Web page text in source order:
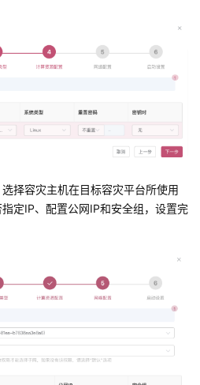
择容灾主机在目标容灾平台所使用
定IP、配置公网IP和安全组，设置完